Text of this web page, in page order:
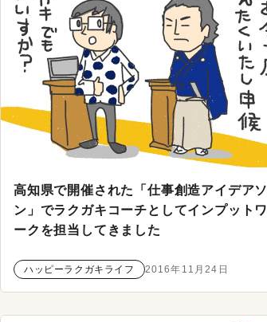
高知県で開催された「仕事創造アイデアソ
ン」でラクガキコーチとしてインプットワ
ークを担当してきました
ハッピーラクガキライフ 2016年11月24日